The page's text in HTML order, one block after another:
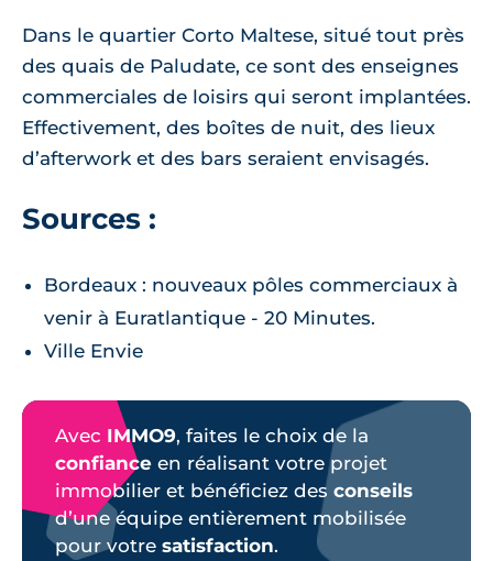
Dans le quartier Corto Maltese, situé tout près
des quais de Paludate, ce sont des enseignes
commerciales de loisirs qui seront implantées.
Effectivement, des boîtes de nuit, des lieux
d’afterwork et des bars seraient envisagés.
Sources :
Bordeaux : nouveaux pôles commerciaux à
venir à Euratlantique - 20 Minutes.
Ville Envie
Avec IMMO9, faites le choix de la
confiance en réalisant votre projet
immobilier et bénéficiez des conseils
d’une équipe entièrement mobilisée
pour votre satisfaction.